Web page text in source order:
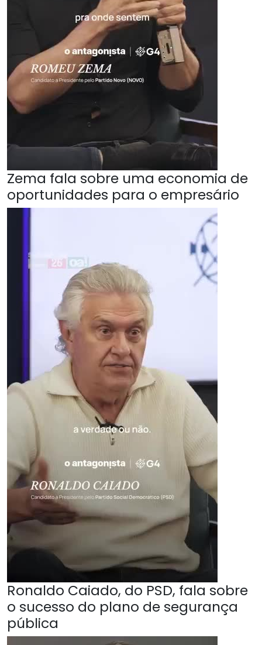
Zema fala sobre uma economia de
oportunidades para o empresário
Ronaldo Caiado, do PSD, fala sobre
o sucesso do plano de segurança
pública